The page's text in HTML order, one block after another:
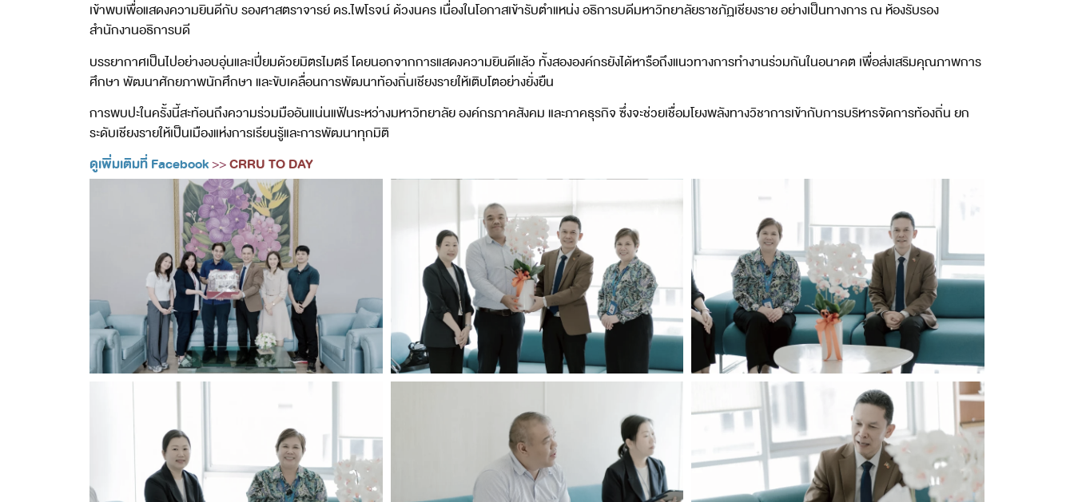
เข้าพบเพื่อแสดงความยินดีกับ รองศาสตราจารย์ ดร.ไพโรจน์ ด้วงนคร เนื่องในโอกาสเข้ารับตำแหน่ง อธิการบดีมหาวิทยาลัยราชภัฏเชียงราย อย่างเป็นทางการ ณ ห้องรับรอง
สำนักงานอธิการบดี
บรรยากาศเป็นไปอย่างอบอุ่นและเปี่ยมด้วยมิตรไมตรี โดยนอกจากการแสดงความยินดีแล้ว ทั้งสององค์กรยังได้หารือถึงแนวทางการทำงานร่วมกันในอนาคต เพื่อส่งเสริมคุณภาพการ
ศึกษา พัฒนาศักยภาพนักศึกษา และขับเคลื่อนการพัฒนาท้องถิ่นเชียงรายให้เติบโตอย่างยั่งยืน
การพบปะในครั้งนี้สะท้อนถึงความร่วมมืออันแน่นแฟ้นระหว่างมหาวิทยาลัย องค์กรภาคสังคม และภาคธุรกิจ ซึ่งจะช่วยเชื่อมโยงพลังทางวิชาการเข้ากับการบริหารจัดการท้องถิ่น ยก
ระดับเชียงรายให้เป็นเมืองแห่งการเรียนรู้และการพัฒนาทุกมิติ
ดูเพิ่มเติมที่ Facebook>>CRRU TO DAY